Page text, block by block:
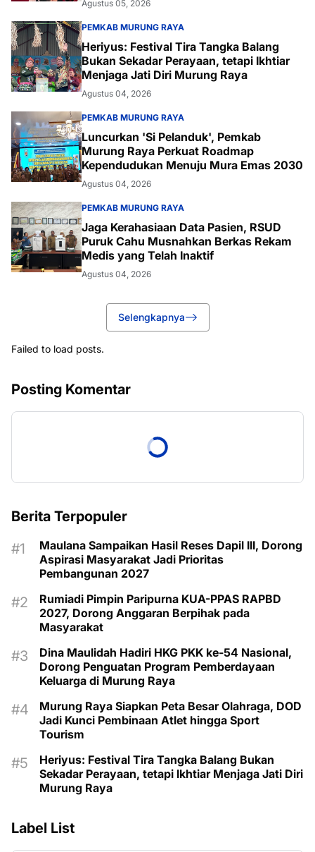
Agustus 05, 2026
PEMKAB MURUNG RAYA
Heriyus: Festival Tira Tangka Balang
Bukan Sekadar Perayaan, tetapi Ikhtiar
Menjaga Jati Diri Murung Raya
Agustus 04, 2026
PEMKAB MURUNG RAYA
Luncurkan 'Si Pelanduk', Pemkab
Murung Raya Perkuat Roadmap
Kependudukan Menuju Mura Emas 2030
Agustus 04, 2026
PEMKAB MURUNG RAYA
Jaga Kerahasiaan Data Pasien, RSUD
Puruk Cahu Musnahkan Berkas Rekam
Medis yang Telah Inaktif
Agustus 04, 2026
Selengkapnya
Failed to load posts.
Posting Komentar
Berita Terpopuler
Maulana Sampaikan Hasil Reses Dapil III, Dorong
Aspirasi Masyarakat Jadi Prioritas
Pembangunan 2027
Rumiadi Pimpin Paripurna KUA-PPAS RAPBD
2027, Dorong Anggaran Berpihak pada
Masyarakat
Dina Maulidah Hadiri HKG PKK ke-54 Nasional,
Dorong Penguatan Program Pemberdayaan
Keluarga di Murung Raya
Murung Raya Siapkan Peta Besar Olahraga, DOD
Jadi Kunci Pembinaan Atlet hingga Sport
Tourism
Heriyus: Festival Tira Tangka Balang Bukan
Sekadar Perayaan, tetapi Ikhtiar Menjaga Jati Diri
Murung Raya
Label List